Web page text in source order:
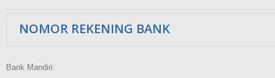
NOMOR REKENING BANK
Bank Mandiri